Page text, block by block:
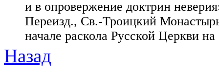
и в опровержение доктрин
Переизд., Св.-Троицкий
начале раскола Русской Церкви
Назад